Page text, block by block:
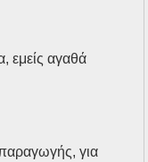
εμείς αγαθά
για